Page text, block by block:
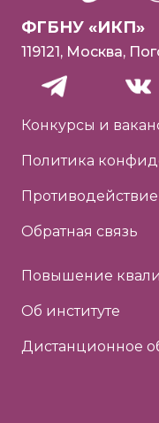
ФГБНУ «ИКП»
119121, Москва,
Конкурсы и
Политика
Обратная связь
Повышение
Об институте
Дистанционное